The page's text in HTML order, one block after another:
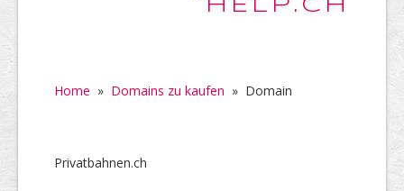
Home » Domains zu kaufen » Domain
Privatbahnen.ch